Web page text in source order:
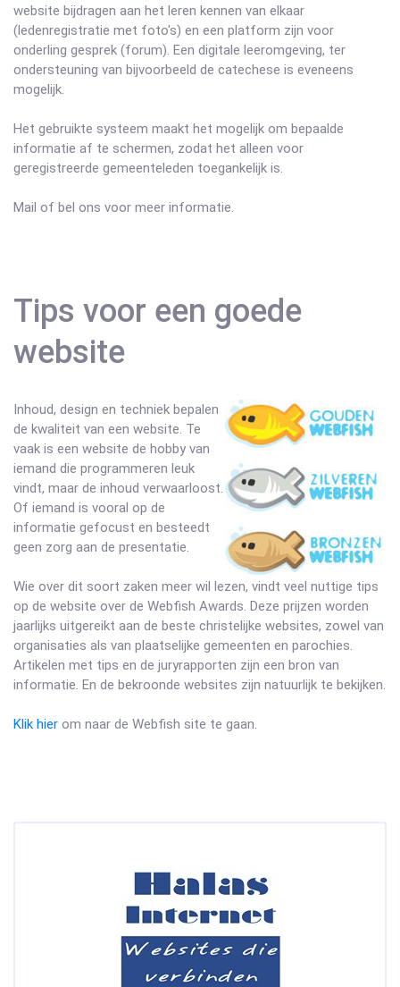
website bijdragen aan het leren kennen van elkaar
(ledenregistratie met foto's) en een platform zijn voor
onderling gesprek (forum). Een digitale leeromgeving, ter
ondersteuning van bijvoorbeeld de catechese is eveneens
mogelijk.
Het gebruikte systeem maakt het mogelijk om bepaalde
informatie af te schermen, zodat het alleen voor
geregistreerde gemeenteleden toegankelijk is.
Mail of bel ons voor meer informatie.
Tips voor een goede
website
Inhoud, design en techniek bepalen
de kwaliteit van een website. Te
vaak is een website de hobby van
iemand die programmeren leuk
vindt, maar de inhoud verwaarloost.
Of iemand is vooral op de
informatie gefocust en besteedt
geen zorg aan de presentatie.
Wie over dit soort zaken meer wil lezen, vindt veel nuttige tips
op de website over de Webfish Awards. Deze prijzen worden
jaarlijks uitgereikt aan de beste christelijke websites, zowel van
organisaties als van plaatselijke gemeenten en parochies.
Artikelen met tips en de juryrapporten zijn een bron van
informatie. En de bekroonde websites zijn natuurlijk te bekijken.
Klik hier om naar de Webfish site te gaan.